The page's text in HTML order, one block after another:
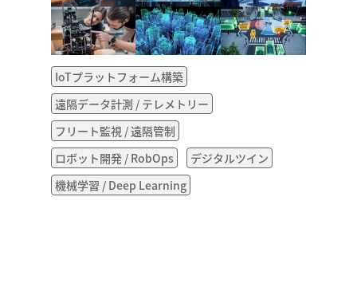
IoTプラットフォーム構築
遠隔データ計測 / テレメトリー
フリート監視 / 遠隔管制
ロボット開発 / RobOps
デジタルツイン
機械学習 / Deep Learning